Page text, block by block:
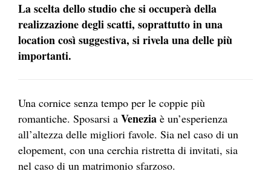
La scelta dello studio che si occuperà della
realizzazione degli scatti, soprattutto in una
location così suggestiva, si rivela una delle più
importanti.
Una cornice senza tempo per le coppie più
romantiche. Sposarsi a Venezia è un’esperienza
all’altezza delle migliori favole. Sia nel caso di un
elopement, con una cerchia ristretta di invitati, sia
nel caso di un matrimonio sfarzoso.